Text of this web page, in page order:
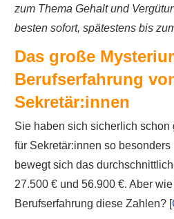
zum Thema Gehalt und
besten sofort, spätestens bis
Das große
Berufserfahrung
Sekretär:innen
Sie haben sich sicherlich schon
für Sekretär:innen so
bewegt sich das
27.500 € und 56.900 €. Aber
Berufserfahrung diese Zahlen? [